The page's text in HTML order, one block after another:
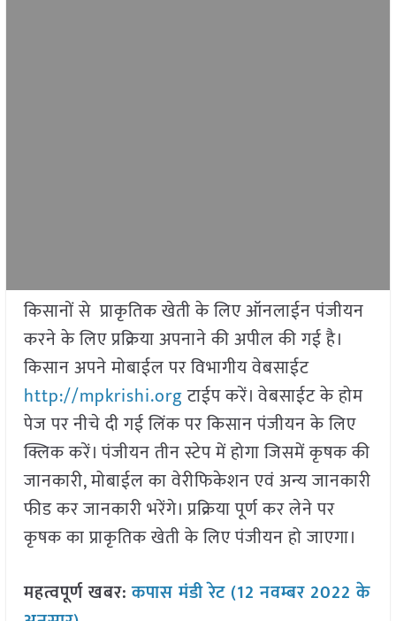
किसानों से प्राकृतिक खेती के लिए ऑनलाईन पंजीयन
करने के लिए प्रक्रिया अपनाने की अपील की गई है।
किसान अपने मोबाईल पर विभागीय वेबसाईट
http://mpkrishi.orgटाईप करें। वेबसाईट के होम
पेज पर नीचे दी गई लिंक पर किसान पंजीयन के लिए
क्लिक करें। पंजीयन तीन स्टेप में होगा जिसमें कृषक की
जानकारी, मोबाईल का वेरीफिकेशन एवं अन्य जानकारी
फीड कर जानकारी भरेंगे। प्रक्रिया पूर्ण कर लेने पर
कृषक का प्राकृतिक खेती के लिए पंजीयन हो जाएगा।
महत्वपूर्ण खबर:कपास मंडी रेट (12 नवम्बर 2022 के